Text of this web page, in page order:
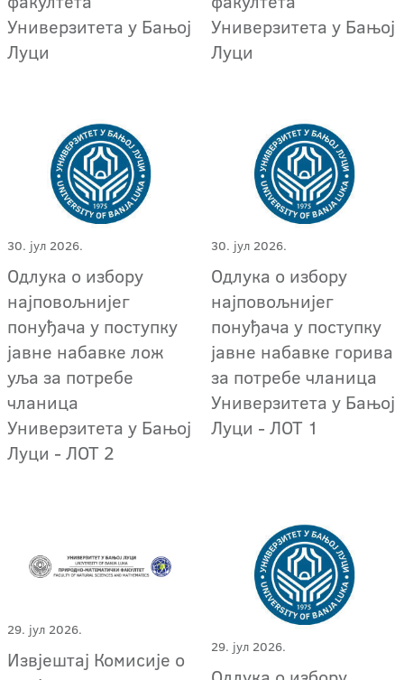
Универзитета у Бањој
Луци
Универзитета у Бањој
Луци
30. јул 2026.
Одлука о избору
најповољнијег
понуђача у поступку
јавне набавке лож
уља за потребе
чланица
Универзитета у Бањој
Луци - ЛОТ 2
30. јул 2026.
Одлука о избору
најповољнијег
понуђача у поступку
јавне набавке горива
за потребе чланица
Универзитета у Бањој
Луци - ЛОТ 1
29. јул 2026.
Извјештај Комисије о
29. јул 2026.